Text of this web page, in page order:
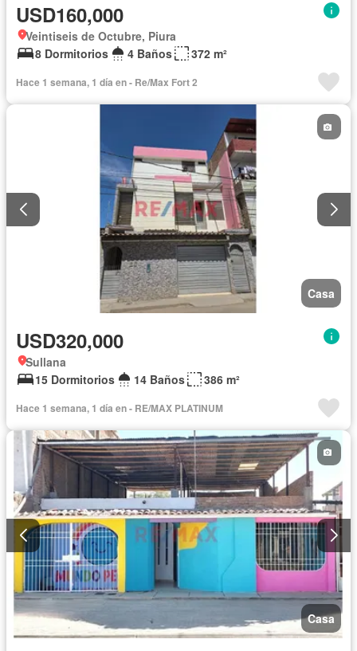
USD160,000
Veintiseis de Octubre, Piura
8 Dormitorios
4 Baños 372 m²
Hace 1 semana, 1 día en - Re/Max Fort 2
Casa
USD320,000
Sullana
15 Dormitorios
14 Baños 386 m²
Hace 1 semana, 1 día en - RE/MAX PLATINUM
Casa